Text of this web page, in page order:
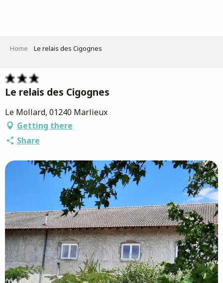
Home Le relais des Cigognes
Le relais des Cigognes
Le Mollard, 01240 Marlieux
Getting there
Share